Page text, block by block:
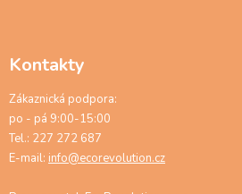
Kontakty
Zákaznická podpora:
po - pá 9:00-15:00
Tel.: 227 272 687
E-mail: info@ecorevolution.cz